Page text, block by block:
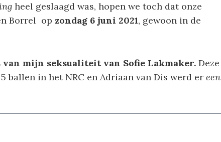
heel geslaagd was, hopen we toch dat onze
Borrel op zondag 6 juni 2021, gewoon in de
van mijn seksualiteit van Sofie Lakmaker. Deze
ballen in het NRC en Adriaan van Dis werd er een